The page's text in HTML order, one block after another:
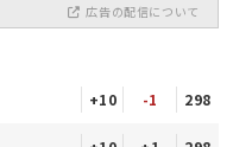
広告の配信について
+10 -1 298